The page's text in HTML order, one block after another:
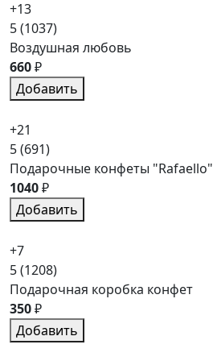
+13
5(1037)
Воздушная любовь
660₽
Добавить
+21
5(691)
Подарочные конфеты "Rafaello"
1040₽
Добавить
+7
5(1208)
Подарочная коробка конфет
350₽
Добавить